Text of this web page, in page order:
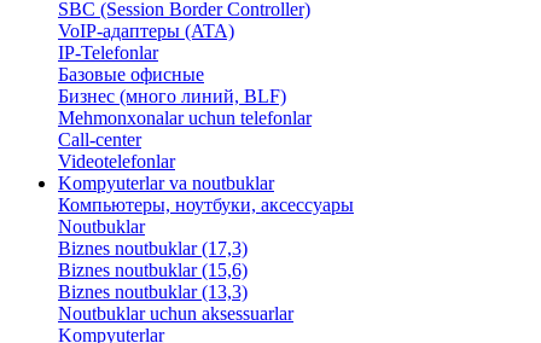
SBC (Session Border Controller)
VoIP-адаптеры (ATA)
IP-Telefonlar
Базовые офисные
Бизнес (много линий, BLF)
​Mehmonxonalar uchun telefonlar
Call-center
​Videotelefonlar
Kompyuterlar va noutbuklar
Компьютеры, ноутбуки, аксессуары
Noutbuklar
Biznes noutbuklar (17,3)
Biznes noutbuklar (15,6)
Biznes noutbuklar (13,3)
Noutbuklar uchun aksessuarlar
Kompyuterlar